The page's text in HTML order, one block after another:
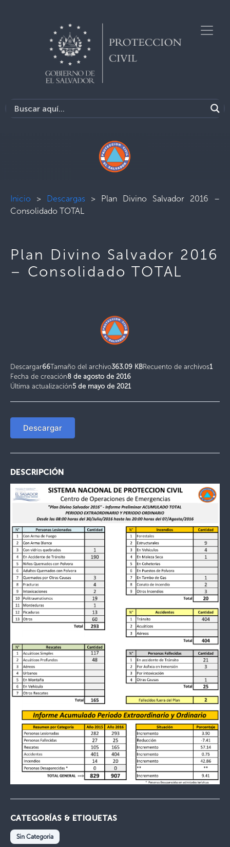
Inicio > Descargas > Plan Divino Salvador 2016 –
Consolidado TOTAL
Plan Divino Salvador 2016
– Consolidado TOTAL
Descargar66Tamaño del archivo363.09 KBRecuento de archivos1
Fecha de creación8 de agosto de 2016
Última actualización5 de mayo de 2021
Descargar
DESCRIPCIÓN
CATEGORÍAS & ETIQUETAS
Sin Categoria